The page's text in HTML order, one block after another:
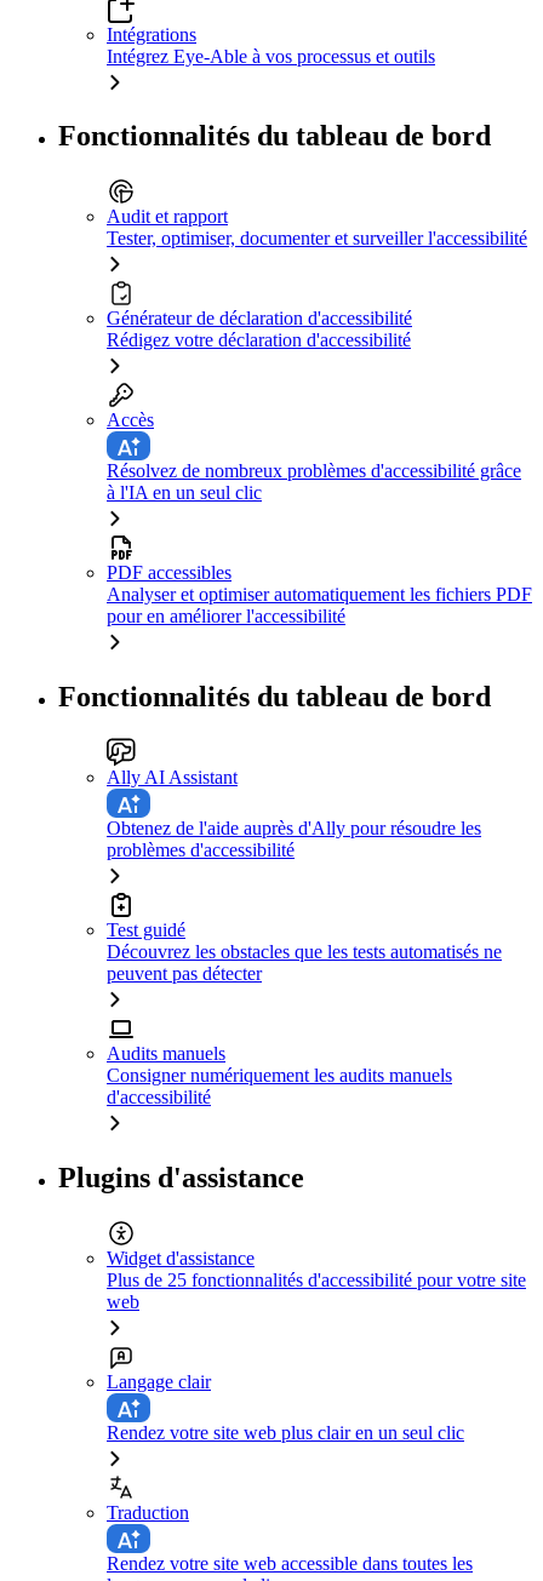
Intégrations
Intégrez Eye-Able à vos processus et outils
Fonctionnalités du tableau de bord
Audit et rapport
Tester, optimiser, documenter et surveiller l'accessibilité
Générateur de déclaration d'accessibilité
Rédigez votre déclaration d'accessibilité
Accès
Résolvez de nombreux problèmes d'accessibilité grâce
à l'IA en un seul clic
PDF accessibles
Analyser et optimiser automatiquement les fichiers PDF
pour en améliorer l'accessibilité
Fonctionnalités du tableau de bord
Ally AI Assistant
Obtenez de l'aide auprès d'Ally pour résoudre les
problèmes d'accessibilité
Test guidé
Découvrez les obstacles que les tests automatisés ne
peuvent pas détecter
Audits manuels
Consigner numériquement les audits manuels
d'accessibilité
Plugins d'assistance
Widget d'assistance
Plus de 25 fonctionnalités d'accessibilité pour votre site
web
Langage clair
Rendez votre site web plus clair en un seul clic
Traduction
Rendez votre site web accessible dans toutes les